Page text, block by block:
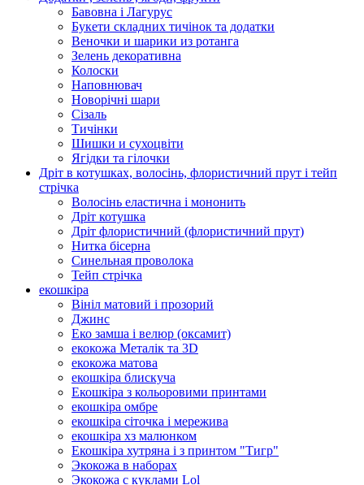
Бавовна і Лагурус
Букети складних тичінок та додатки
Веночки и шарики из ротанга
Зелень декоративна
Колоски
Наповнювач
Новорічні шари
Сізаль
Тичінки
Шишки и сухоцвіти
Ягідки та гілочки
Дріт в котушках, волосінь, флористичний прут і тейп
стрічка
Волосінь еластична і мононить
Дріт котушка
Дріт флористичний (флористичний прут)
Нитка бісерна
Синельная проволока
Тейп стрічка
екошкіра
Вініл матовий і прозорий
Джинс
Еко замша і велюр (оксамит)
екокожа Металік та 3D
екокожа матова
екошкіра блискуча
Екошкіра з кольоровими принтами
екошкіра омбре
екошкіра сіточка і мережива
екошкіра хз малюнком
Екошкіра хутряна і з принтом "Тигр"
Экокожа в наборах
Экокожа с куклами Lol